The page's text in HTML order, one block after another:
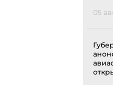
05